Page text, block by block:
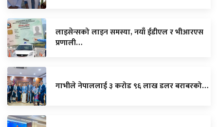
लाइसेन्सको लाइन समस्या, नयाँ ईडीएल र भीआरएस
प्रणाली…
गाभीले नेपाललाई ३ करोड ९६ लाख डलर बराबरको…